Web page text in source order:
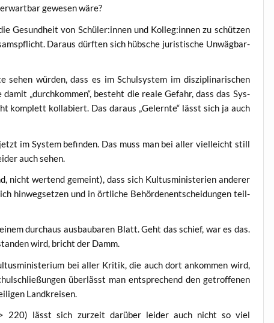
gewe­sen wäre?
Gesund­heit von Schüler:innen und Kolleg:innen zu schüt­zen
Dar­aus dürf­ten sich hüb­sche juris­ti­sche Unwäg­bar­
sehen wür­den, dass es im Schul­sys­tem im dis­zi­pli­na­ri­schen
„durch­kom­men“, besteht die rea­le Gefahr, dass das Sys­
kom­plett kol­la­biert. Das dar­aus „Gelern­te“ lässt sich ja auch
im Sys­tem befin­den. Das muss man bei aller viel­leicht still
auch sehen.
nicht wer­tend gemeint), dass sich Kul­tus­mi­nis­te­ri­en ande­rer
hin­weg­set­zen und in ört­li­che Behör­den­ent­schei­dun­gen teil­
durch­aus aus­bau­ba­ren Blatt. Geht das schief, war es das.
wird, bricht der Damm.
bei aller Kri­tik, die auch dort ankom­men wird,
über­lässt man ent­spre­chend den getrof­fe­nen
Landkreisen.
220) lässt sich zur­zeit dar­über lei­der auch nicht so viel